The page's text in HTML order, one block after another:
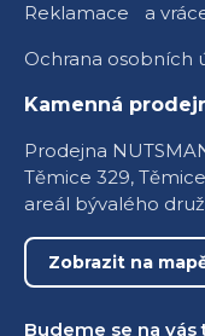
Reklamace a
Ochrana osobních
Kamenná
Prodejna
Těmice 329,
areál bývalého
Zobrazit na
Budeme se na vás